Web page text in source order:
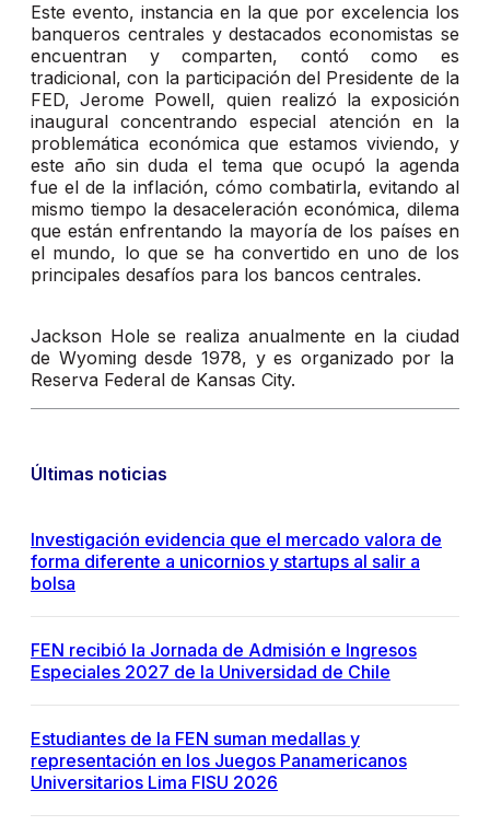
Este evento, instancia en la que por excelencia los
banqueros centrales y destacados economistas se
encuentran y comparten, contó como es
tradicional, con la participación del Presidente de la
FED, Jerome Powell, quien realizó la exposición
inaugural concentrando especial atención en la
problemática económica que estamos viviendo, y
este año sin duda el tema que ocupó la agenda
fue el de la inflación, cómo combatirla, evitando al
mismo tiempo la desaceleración económica, dilema
que están enfrentando la mayoría de los países en
el mundo, lo que se ha convertido en uno de los
principales desafíos para los bancos centrales.
Jackson Hole se realiza anualmente en la ciudad
de Wyoming desde 1978, y es organizado por la
Reserva Federal de Kansas City.
Últimas noticias
Investigación evidencia que el mercado valora de
forma diferente a unicornios y startups al salir a
bolsa
FEN recibió la Jornada de Admisión e Ingresos
Especiales 2027 de la Universidad de Chile
Estudiantes de la FEN suman medallas y
representación en los Juegos Panamericanos
Universitarios Lima FISU 2026